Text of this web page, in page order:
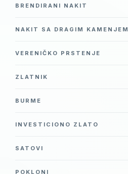
BRENDIRANI NAKIT
NAKIT SA DRAGIM KAMENJEM
VERENIČKO PRSTENJE
ZLATNIK
BURME
INVESTICIONO ZLATO
SATOVI
POKLONI